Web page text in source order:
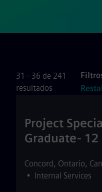
31 - 36 de 241
resultados
Project
Graduate-
Concord, Ontario,
• Internal Services